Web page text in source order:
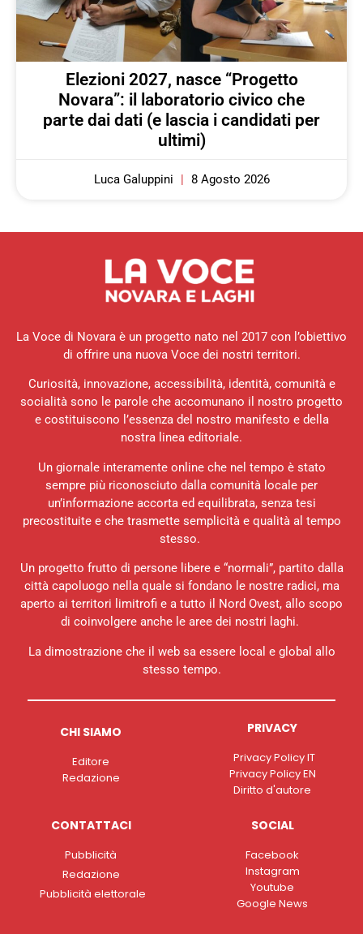
Elezioni 2027, nasce “Progetto
Novara”: il laboratorio civico che
parte dai dati (e lascia i candidati per
ultimi)
Luca Galuppini 8 Agosto 2026
La Voce di Novara è un progetto nato nel 2017 con l’obiettivo
di offrire una nuova Voce dei nostri territori.
Curiosità, innovazione, accessibilità, identità, comunità e
socialità sono le parole che accomunano il nostro progetto
e costituiscono l’essenza del nostro manifesto e della
nostra linea editoriale.
Un giornale interamente online che nel tempo è stato
sempre più riconosciuto dalla comunità locale per
un’informazione accorta ed equilibrata, senza tesi
precostituite e che trasmette semplicità e qualità al tempo
stesso.
Un progetto frutto di persone libere e “normali”, partito dalla
città capoluogo nella quale si fondano le nostre radici, ma
aperto ai territori limitrofi e a tutto il Nord Ovest, allo scopo
di coinvolgere anche le aree dei nostri laghi.
La dimostrazione che il web sa essere local e global allo
stesso tempo.
CHI SIAMO
Editore
Redazione
PRIVACY
Privacy Policy IT
Privacy Policy EN
Diritto d'autore
CONTATTACI
Pubblicità
Redazione
Pubblicità elettorale
SOCIAL
Facebook
Instagram
Youtube
Google News